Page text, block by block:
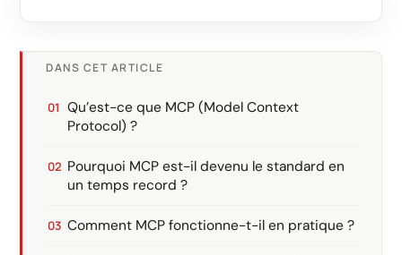
DANS CET ARTICLE
Qu’est-ce que MCP (Model Context
Protocol) ?
Pourquoi MCP est-il devenu le standard en
un temps record ?
Comment MCP fonctionne-t-il en pratique ?